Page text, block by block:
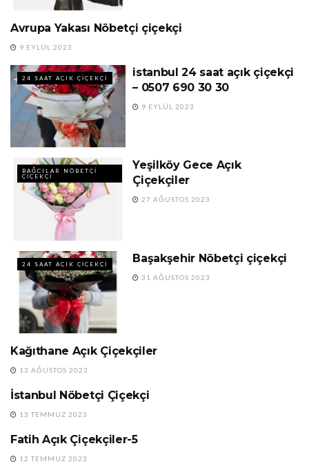
24 SAAT AÇIK ÇIÇEKÇI
Avrupa Yakası Nöbetçi çiçekçi
9 EYLÜL 2023
24 SAAT AÇIK ÇIÇEKÇI
istanbul 24 saat açık çiçekçi
– 0507 690 30 30
9 EYLÜL 2023
BAĞCILAR NÖBETÇI
ÇIÇEKÇI
Yeşilköy Gece Açık
Çiçekçiler
27 AĞUSTOS 2023
24 SAAT AÇIK ÇIÇEKÇI Başakşehir Nöbetçi çiçekçi
31 AĞUSTOS 2023
24 SAAT AÇIK ÇIÇEKÇI
Kağıthane Açık Çiçekçiler
13 AĞUSTOS 2023
BAĞCILAR NÖBETÇI
İstanbul Nöbetçi Çiçekçi
13 TEMMUZ 2023
24 SAAT AÇIK ÇIÇEKÇI
Fatih Açık Çiçekçiler-5
12 TEMMUZ 2023